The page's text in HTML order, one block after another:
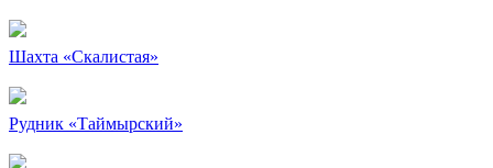
Шахта «Скалистая»
Рудник «Таймырский»